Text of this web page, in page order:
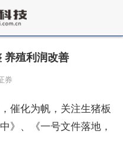
养殖利润改善
券
催化为帆，关注生猪板
》、《一号文件落地，